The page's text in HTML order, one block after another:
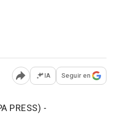
Abrir opciones para
IA Seguir en
PRESS) -